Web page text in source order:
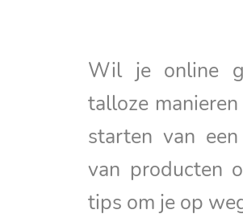
Wil je online
talloze
starten van
van producten
tips om je op